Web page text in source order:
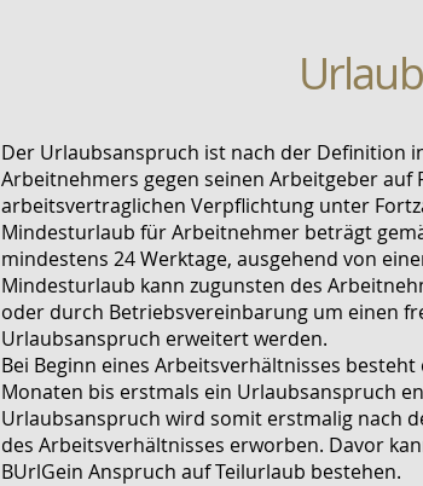
Der Urlaubsanspruch ist nach der Definition
Arbeitnehmers gegen seinen Arbeitgeber auf
arbeitsvertraglichen Verpflichtung unter
Mindesturlaub für Arbeitnehmer beträgt
mindestens 24 Werktage, ausgehend von
Mindesturlaub kann zugunsten des
oder durch Betriebsvereinbarung um einen
Urlaubsanspruch erweitert werden.
Bei Beginn eines Arbeitsverhältnisses
Monaten bis erstmals ein Urlaubsanspruch
Urlaubsanspruch wird somit erstmalig nach
des Arbeitsverhältnisses erworben. Davor
BUrlGein Anspruch auf Teilurlaub bestehen.